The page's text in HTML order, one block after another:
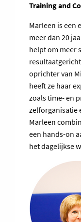
Training and
Marleen is een
meer dan 20
helpt om meer
oprichter van
heeft ze haar
zoals time- en
zelforganisatie
Marleen
een hands-on
het dagelijkse